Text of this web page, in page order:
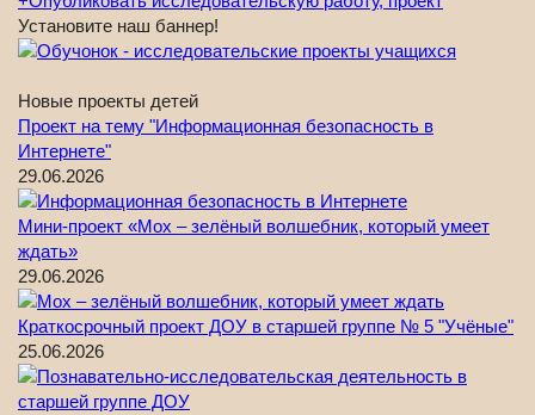
Установите наш баннер!
Новые проекты детей
Проект на тему "Информационная безопасность в
Интернете"
29.06.2026
Мини-проект «Мох – зелёный волшебник, который умеет
ждать»
29.06.2026
Краткосрочный проект ДОУ в старшей группе № 5 "Учёные"
25.06.2026